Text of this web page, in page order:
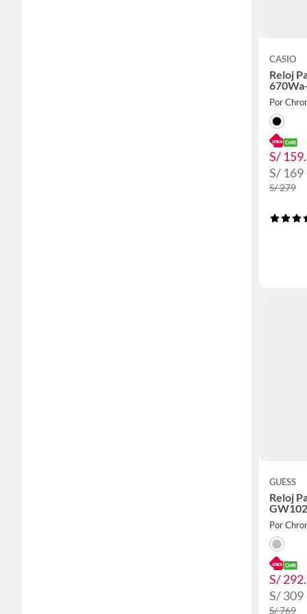
CASIO
Reloj
Por
S/
S/ 169
S/ 279
GUESS
Reloj
Por
S/
S/ 309
S/ 769